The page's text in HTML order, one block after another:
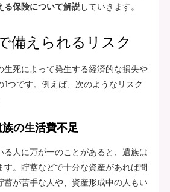
る保険について解説していきます。
備えられるリスク
生死によって発生する経済的な損失や
1つです。例えば、次のようなリスク
族の生活費不足
る人に万が一のことがあると、遺族は
す。貯蓄などで十分な資産があれば問
蓄が苦手な人や、資産形成中の人もい